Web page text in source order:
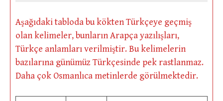
Aşağıdaki tabloda bu kökten Türkçeye geçmiş
olan kelimeler, bunların Arapça yazılışları,
Türkçe anlamları verilmiştir. Bu kelimelerin
bazılarına günümüz Türkçesinde pek rastlanmaz.
Daha çok Osmanlıca metinlerde görülmektedir.